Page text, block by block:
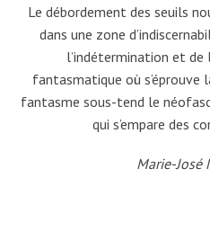
Le débordement des seuils
dans une zone
l’indétermination et
fantasmatique où s’éprouve
fantasme sous-tend le
qui s’empare des
Marie-José